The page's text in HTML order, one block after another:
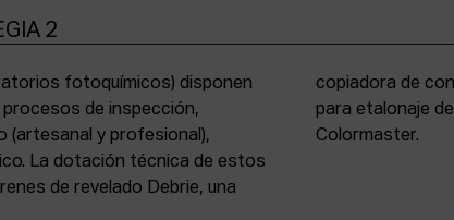
2
fotoquímicos) disponen
de inspección,
(artesanal y profesional),
La dotación técnica de estos
de revelado Debrie, una
mm) y un analizador de color
Systems International
Colormaster.